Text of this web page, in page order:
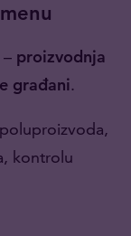
proizvodnja
građani.
kontrolu